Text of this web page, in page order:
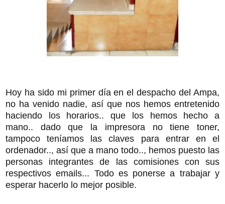
Hoy ha sido mi primer día en el despacho del Ampa,
no ha venido nadie, así que nos hemos entretenido
haciendo los horarios.. que los hemos hecho a
mano.. dado que la impresora no tiene toner,
tampoco teníamos las claves para entrar en el
ordenador.., así que a mano todo.., hemos puesto las
personas integrantes de las comisiones con sus
respectivos emails... Todo es ponerse a trabajar y
esperar hacerlo lo mejor posible.